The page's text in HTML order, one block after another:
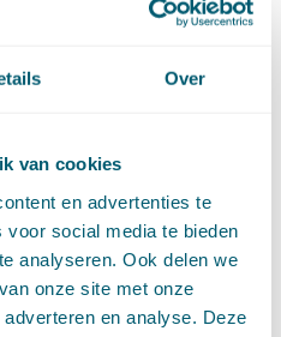
Over
van cookies
en advertenties te
social media te bieden
analyseren. Ook delen we
onze site met onze
en analyse. Deze